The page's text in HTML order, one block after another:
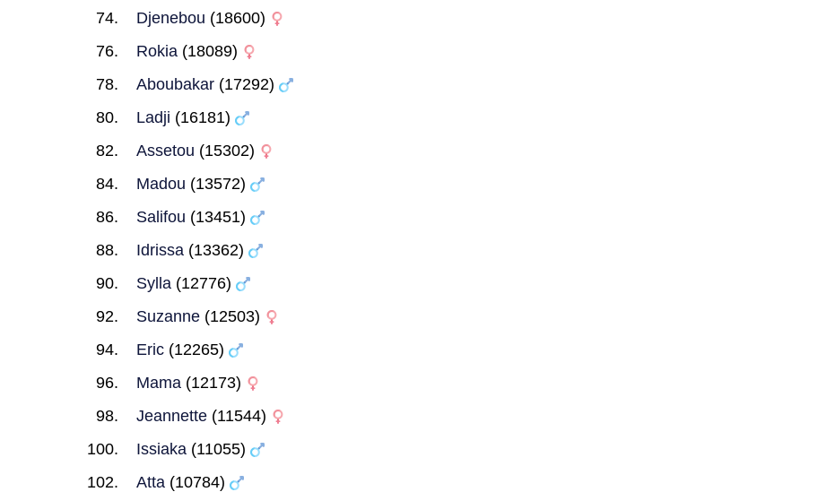
Djenebou (18600)
Rokia(18089)
Aboubakar(17292)
Ladji (16181)
Assetou (15302)
Madou (13572)
Salifou (13451)
Idrissa(13362)
Sylla(12776)
Suzanne(12503)
Eric(12265)
Mama(12173)
Jeannette(11544)
Issiaka(11055)
Atta(10784)